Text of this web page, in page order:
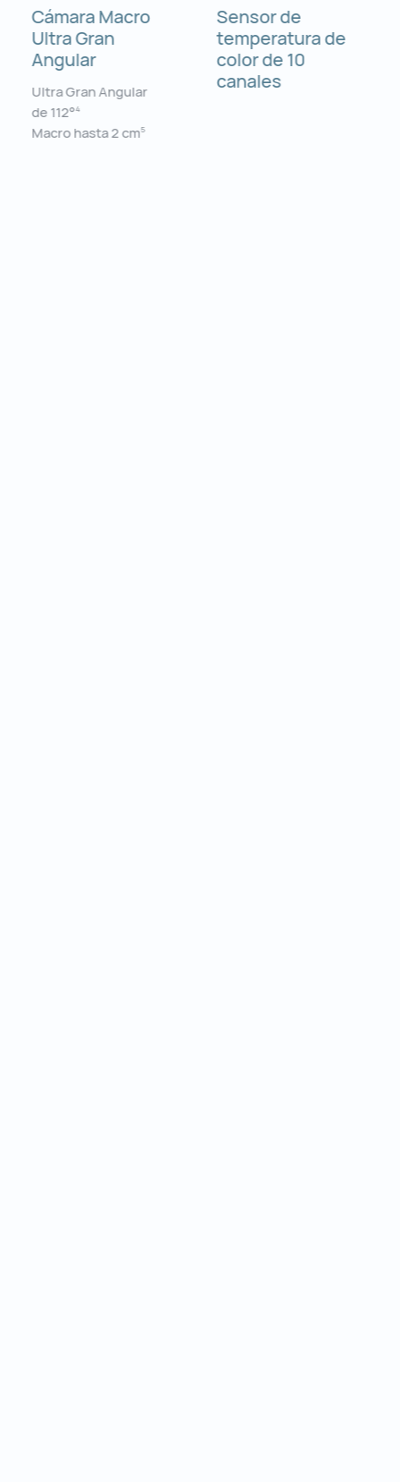
Cámara Macro
Ultra Gran
Angular
Ultra Gran Angular
de 112°4
Macro hasta 2 cm5
Sensor de
temperatura de
color de 10
canales